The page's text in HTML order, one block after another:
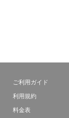
ご利用ガイド
利用規約
料金表